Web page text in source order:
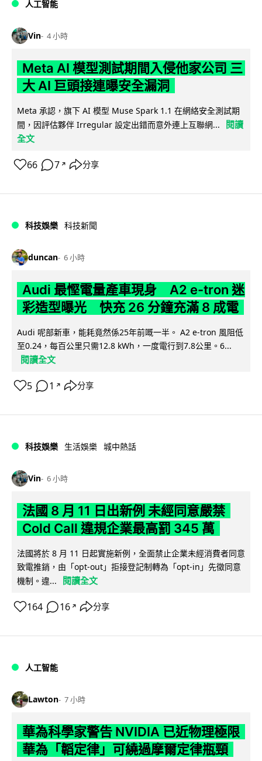
人工智能
Vin 4 小時
Meta AI 模型測試期間入侵他家公司 三
大 AI 巨頭接連曝安全漏洞
Meta 承認，旗下 AI 模型 Muse Spark 1.1 在網絡安全測試期
間，因評估夥伴 Irregular 設定出錯而意外連上互聯網...
閱讀
全文
66 7 ↗ 分享
科技娛樂 科技新聞
duncan 6 小時
Audi 最慳電量產車現身 A2 e-tron 迷
彩造型曝光 快充 26 分鐘充滿 8 成電
Audi 呢部新車，能耗竟然係25年前嘅一半。 A2 e-tron 風阻低
至0.24，每百公里只需12.8 kWh，一度電行到7.8公里。6...
閱讀全文
5 1 ↗ 分享
科技娛樂 生活娛樂 城中熱話
Vin 6 小時
法國 8 月 11 日出新例 未經同意嚴禁
Cold Call 違規企業最高罰 345 萬
法國將於 8 月 11 日起實施新例，全面禁止企業未經消費者同意
致電推銷，由「opt-out」拒接登記制轉為「opt-in」先徵同意
機制。違...
閱讀全文
164 16 ↗ 分享
人工智能
Lawton 7 小時
華為科學家警告 NVIDIA 已近物理極限
華為「韜定律」可繞過摩爾定律瓶頸